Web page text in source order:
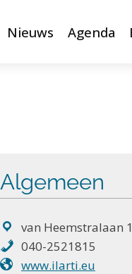
Nieuws Agenda
Algemeen
van Heemstralaan
040-2521815
www.ilarti.eu